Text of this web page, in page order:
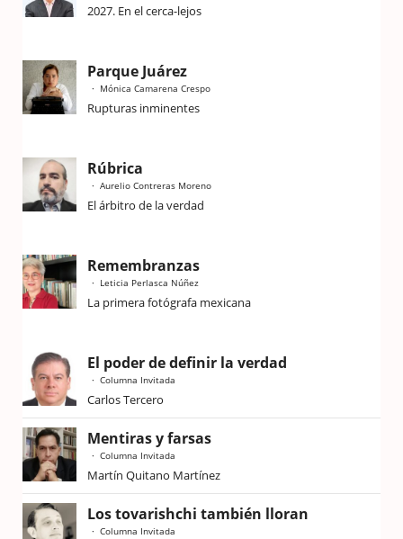
2027. En el cerca-lejos
Parque Juárez
Mónica Camarena Crespo
Rupturas inminentes
Rúbrica
Aurelio Contreras Moreno
El árbitro de la verdad
Remembranzas
Leticia Perlasca Núñez
La primera fotógrafa mexicana
El poder de definir la verdad
Columna Invitada
Carlos Tercero
Mentiras y farsas
Columna Invitada
Martín Quitano Martínez
Los tovarishchi también lloran
Columna Invitada